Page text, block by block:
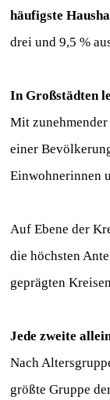
häufigste
drei und 9,5 %
In Großstädten
Mit
einer
Einwohnerinnen
Auf Ebene der
die höchsten
geprägten
Jede zweite
Nach
größte Gruppe